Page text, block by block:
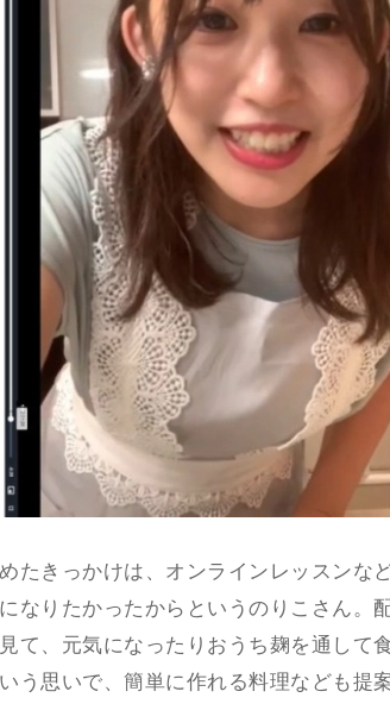
たきっかけは、オンラインレッスンな
なりたかったからというのりこさん。
て、元気になったりおうち麹を通して
う思いで、簡単に作れる料理なども提